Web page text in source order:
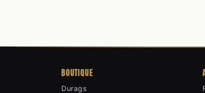
BOUTIQUE
Durags